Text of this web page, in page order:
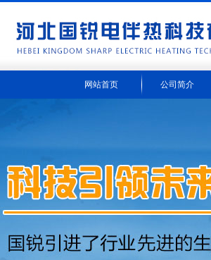
网站首页 公司简介